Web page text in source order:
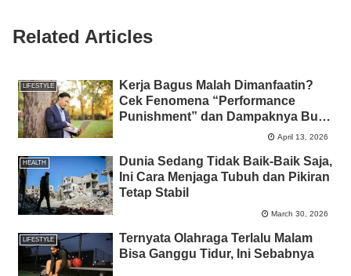
o
p
Related Articles
LIFESTYLE
Kerja Bagus Malah Dimanfaatin?
Cek Fenomena “Performance
Punishment” dan Dampaknya Buat
April 13, 2026
HEALTH
Dunia Sedang Tidak Baik-Baik Saja,
Ini Cara Menjaga Tubuh dan Pikiran
Tetap Stabil
March 30, 2026
LIFESTYLE
Ternyata Olahraga Terlalu Malam
Bisa Ganggu Tidur, Ini Sebabnya